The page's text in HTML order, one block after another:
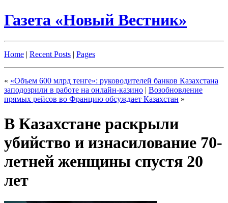
Газета «Новый Вестник»
Home | Recent Posts | Pages
« «Объем 600 млрд тенге»: руководителей банков Казахстана
заподозрили в работе на онлайн-казино | Возобновление
прямых рейсов во Францию обсуждает Казахстан »
В Казахстане раскрыли
убийство и изнасилование 70-
летней женщины спустя 20
лет